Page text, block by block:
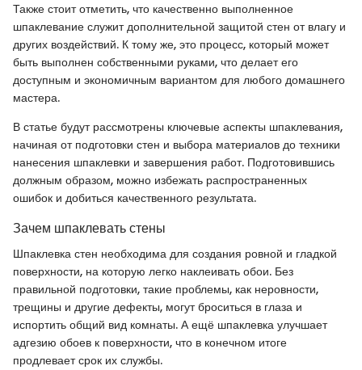
Также стоит отметить, что качественно выполненное
шпаклевание служит дополнительной защитой стен от влагу и
других воздействий. К тому же, это процесс, который может
быть выполнен собственными руками, что делает его
доступным и экономичным вариантом для любого домашнего
мастера.
В статье будут рассмотрены ключевые аспекты шпаклевания,
начиная от подготовки стен и выбора материалов до техники
нанесения шпаклевки и завершения работ. Подготовившись
должным образом, можно избежать распространенных
ошибок и добиться качественного результата.
Зачем шпаклевать стены
Шпаклевка стен необходима для создания ровной и гладкой
поверхности, на которую легко наклеивать обои. Без
правильной подготовки, такие проблемы, как неровности,
трещины и другие дефекты, могут броситься в глаза и
испортить общий вид комнаты. А ещё шпаклевка улучшает
адгезию обоев к поверхности, что в конечном итоге
продлевает срок их службы.